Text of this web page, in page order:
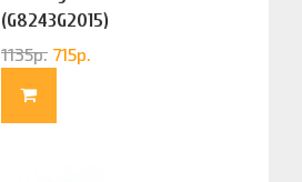
(G8243G2015)
1135р. 715р.